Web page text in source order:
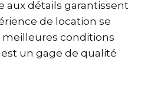
aux détails garantissent
de location se
meilleures conditions
un gage de qualité